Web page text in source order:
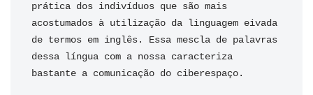
prática dos indivíduos que são mais
acostumados à utilização da linguagem eivada
de termos em inglês. Essa mescla de palavras
dessa língua com a nossa caracteriza
bastante a comunicação do ciberespaço.